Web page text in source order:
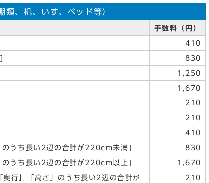
類、机、いす、ベッド等）
手数料（円）
410
830
1,250
1,670
210
210
410
うち長い2辺の合計が220cm未満] 830
うち長い2辺の合計が220cm以上] 1,670
行」「高さ」のうち長い2辺の合計が
210